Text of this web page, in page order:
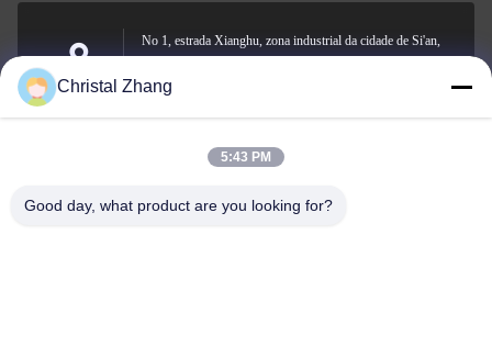
Endereço
No 1, estrada Xianghu, zona industrial da cidade de Si'an,
Zhejiang
E-mail
yxh@championshcn.com
Christal Zhang
5:43 PM
Good day, what product are you looking for?